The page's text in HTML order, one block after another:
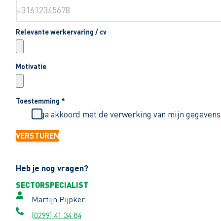
Relevante werkervaring / cv
Motivatie
Toestemming *
Ik ga akkoord met de verwerking van mijn
VERSTUREN
Heb je nog vragen?
SECTORSPECIALIST
Martijn Pijpker
(0299) 41 34 84